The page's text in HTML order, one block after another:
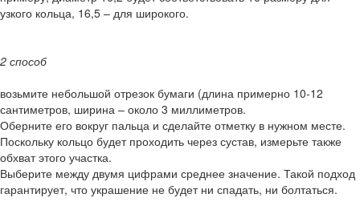
узкого кольца, 16,5 – для широкого.
2 способ
возьмите небольшой отрезок бумаги (длина примерно 10-12
сантиметров, ширина – около 3 миллиметров.
Оберните его вокруг пальца и сделайте отметку в нужном месте.
Поскольку кольцо будет проходить через сустав, измерьте также
обхват этого участка.
Выберите между двумя цифрами среднее значение. Такой подход
гарантирует, что украшение не будет ни спадать, ни болтаться.